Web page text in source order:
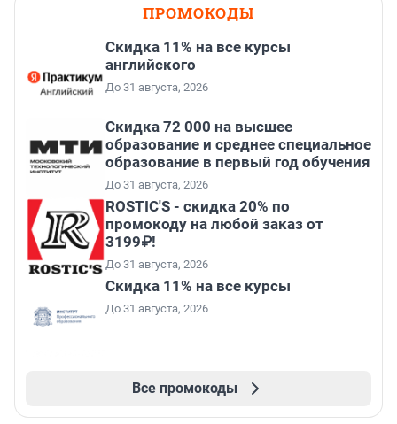
ПРОМОКОДЫ
Скидка 11% на все курсы
английского
До 31 августа, 2026
Скидка 72 000 на высшее
образование и среднее специальное
образование в первый год обучения
До 31 августа, 2026
ROSTIC'S - скидка 20% по
промокоду на любой заказ от
3199₽!
До 31 августа, 2026
Скидка 11% на все курсы
До 31 августа, 2026
Все промокоды